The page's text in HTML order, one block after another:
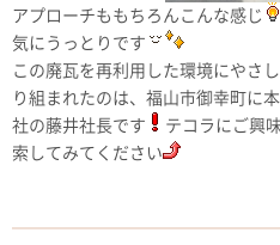
アプローチももちろんこんな感じ
気にうっとりです
この廃瓦を再利用した環境にやさ
り組まれたのは、福山市御幸町に
社の藤井社長です
テコラにご興
索してみてください